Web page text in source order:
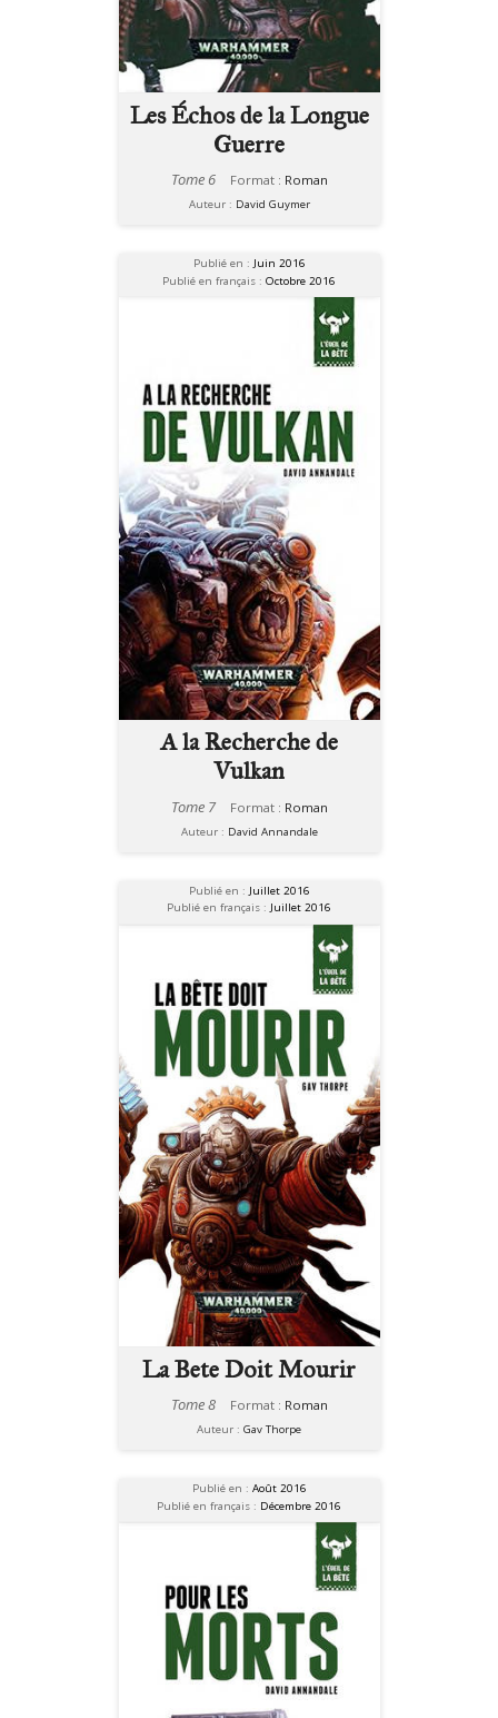
Les Échos de la Longue
Guerre
Tome 6 Format : Roman
Auteur : David Guymer
Publié en : Juin 2016
Publié en français : Octobre 2016
A la Recherche de
Vulkan
Tome 7 Format : Roman
Auteur : David Annandale
Publié en : Juillet 2016
Publié en français : Juillet 2016
La Bete Doit Mourir
Tome 8 Format : Roman
Auteur : Gav Thorpe
Publié en : Août 2016
Publié en français : Décembre 2016